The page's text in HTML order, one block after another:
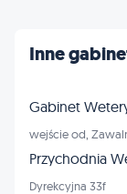
Inne
Gabinet
wejście od,
Dyrekcyjna 33f